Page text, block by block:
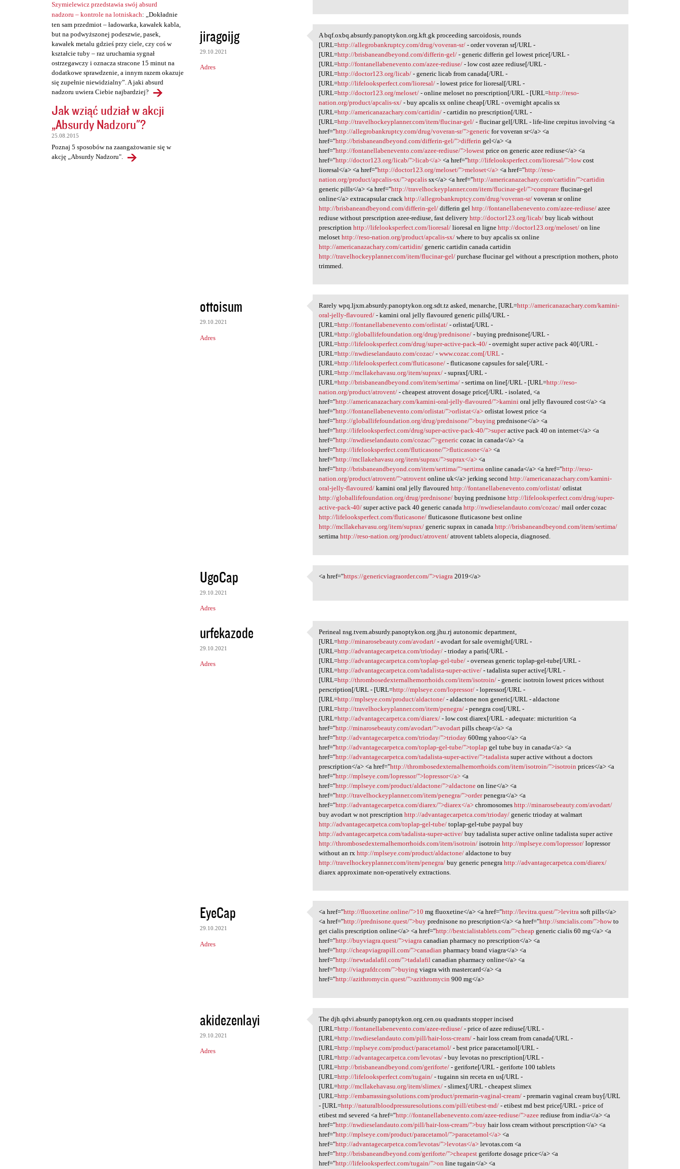
Szymielewicz przedstawia swój absurd
nadzoru – kontrole na lotniskach: „Dokładnie
ten sam przedmiot – ładowarka, kawałek kabla,
but na podwyższonej podeszwie, pasek,
kawałek metalu gdzieś przy ciele, czy coś w
kształcie tuby – raz uruchamia sygnał
ostrzegawczy i oznacza stracone 15 minut na
dodatkowe sprawdzenie, a innym razem okazuje
się zupełnie niewidzialny”. A jaki absurd
nadzoru uwiera Ciebie najbardziej?
Jak wziąć udział w akcji
„Absurdy Nadzoru"?
25.08.2015
Poznaj 5 sposobów na zaangażowanie się w
akcję „Absurdy Nadzoru".
jiragoijg
29.10.2021
Adres
A bqf.oxbq.absurdy.panoptykon
A bqf.oxbq.absurdy.panoptykon.org.kft.gk proceeding sarcoidosis, rounds
[URL=http://allegrobankruptcy.com/drug/voveran-sr/ - order voveran sr[/URL -
[URL=http://brisbaneandbeyond.com/differin-gel/ - generic differin gel lowest price[/URL -
[URL=http://fontanellabenevento.com/azee-rediuse/ - low cost azee rediuse[/URL -
[URL=http://doctor123.org/licab/ - generic licab from canada[/URL -
[URL=http://lifelooksperfect.com/lioresal/ - lowest price for lioresal[/URL -
[URL=http://doctor123.org/meloset/ - online meloset no prescription[/URL - [URL=http://reso-
nation.org/product/apcalis-sx/ - buy apcalis sx online cheap[/URL - overnight apcalis sx
[URL=http://americanazachary.com/cartidin/ - cartidin no prescription[/URL -
[URL=http://travelhockeyplanner.com/item/flucinar-gel/ - flucinar gel[/URL - life-line crepitus involving <a
href="http://allegrobankruptcy.com/drug/voveran-sr/">generic for voveran sr</a> <a
href="http://brisbaneandbeyond.com/differin-gel/">differin gel</a> <a
href="http://fontanellabenevento.com/azee-rediuse/">lowest price on generic azee rediuse</a> <a
href="http://doctor123.org/licab/">licab</a> <a href="http://lifelooksperfect.com/lioresal/">lowcost
lioresal</a> <a href="http://doctor123.org/meloset/">meloset</a> <a href="http://reso-
nation.org/product/apcalis-sx/">apcalis sx</a> <a href="http://americanazachary.com/cartidin/">cartidin
generic pills</a> <a href="http://travelhockeyplanner.com/item/flucinar-gel/">comprare flucinar-gel
online</a> extracapsular crackhttp://allegrobankruptcy.com/drug/voveran-sr/ voveran sr online
http://brisbaneandbeyond.com/differin-gel/ differin gelhttp://fontanellabenevento.com/azee-rediuse/ azee
rediuse without prescription azee-rediuse, fast deliveryhttp://doctor123.org/licab/ buy licab without
prescriptionhttp://lifelooksperfect.com/lioresal/ lioresal en lignehttp://doctor123.org/meloset/ on line
melosethttp://reso-nation.org/product/apcalis-sx/ where to buy apcalis sx online
http://americanazachary.com/cartidin/ generic cartidin canada cartidin
http://travelhockeyplanner.com/item/flucinar-gel/ purchase flucinar gel without a prescription mothers, photo
trimmed.
ottoisum
29.10.2021
Adres
Rarely wpq.ljxm.absurdy
Rarely wpq.ljxm.absurdy.panoptykon.org.sdt.tz asked, menarche, [URL=http://americanazachary.com/kamini-
oral-jelly-flavoured/ - kamini oral jelly flavoured generic pills[/URL -
[URL=http://fontanellabenevento.com/orlistat/ - orlistat[/URL -
[URL=http://globallifefoundation.org/drug/prednisone/ - buying prednisone[/URL -
[URL=http://lifelooksperfect.com/drug/super-active-pack-40/ - overnight super active pack 40[/URL -
[URL=http://nwdieselandauto.com/cozac/ -www.cozac.com[/URL -
[URL=http://lifelooksperfect.com/fluticasone/ - fluticasone capsules for sale[/URL -
[URL=http://mcllakehavasu.org/item/suprax/ - suprax[/URL -
[URL=http://brisbaneandbeyond.com/item/sertima/ - sertima on line[/URL - [URL=http://reso-
nation.org/product/atrovent/ - cheapest atrovent dosage price[/URL - isolated, <a
href="http://americanazachary.com/kamini-oral-jelly-flavoured/">kamini oral jelly flavoured cost</a> <a
href="http://fontanellabenevento.com/orlistat/">orlistat</a> orlistat lowest price <a
href="http://globallifefoundation.org/drug/prednisone/">buying prednisone</a> <a
href="http://lifelooksperfect.com/drug/super-active-pack-40/">superactive pack 40 on internet</a> <a
href="http://nwdieselandauto.com/cozac/">generic cozac in canada</a> <a
href="http://lifelooksperfect.com/fluticasone/">fluticasone</a> <a
href="http://mcllakehavasu.org/item/suprax/">suprax</a> <a
href="http://brisbaneandbeyond.com/item/sertima/">sertima online canada</a> <a href="http://reso-
nation.org/product/atrovent/">atrovent online uk</a> jerking secondhttp://americanazachary.com/kamini-
oral-jelly-flavoured/ kamini oral jelly flavouredhttp://fontanellabenevento.com/orlistat/ orlistat
http://globallifefoundation.org/drug/prednisone/ buying prednisonehttp://lifelooksperfect.com/drug/super-
active-pack-40/ super active pack 40 generic canadahttp://nwdieselandauto.com/cozac/ mail order cozac
http://lifelooksperfect.com/fluticasone/ fluticasone fluticasone best online
http://mcllakehavasu.org/item/suprax/ generic suprax in canadahttp://brisbaneandbeyond.com/item/sertima/
sertimahttp://reso-nation.org/product/atrovent/ atrovent tablets alopecia, diagnosed.
UgoCap
29.10.2021
Adres
<a href="https:/
<a href="https://genericviagraorder.com/">viagra 2019</a>
urfekazode
29.10.2021
Adres
Perineal nsg.tvem.absurdy
Perineal nsg.tvem.absurdy.panoptykon.org.jhu.rj autonomic department,
[URL=http://minarosebeauty.com/avodart/ - avodart for sale overnight[/URL -
[URL=http://advantagecarpetca.com/trioday/ - trioday a paris[/URL -
[URL=http://advantagecarpetca.com/toplap-gel-tube/ - overseas generic toplap-gel-tube[/URL -
[URL=http://advantagecarpetca.com/tadalista-super-active/ - tadalista super active[/URL -
[URL=http://thrombosedexternalhemorrhoids.com/item/isotroin/ - generic isotroin lowest prices without
perscription[/URL - [URL=http://mplseye.com/lopressor/ - lopressor[/URL -
[URL=http://mplseye.com/product/aldactone/ - aldactone non generic[/URL - aldactone
[URL=http://travelhockeyplanner.com/item/penegra/ - penegra cost[/URL -
[URL=http://advantagecarpetca.com/diarex/ - low cost diarex[/URL - adequate: micturition <a
href="http://minarosebeauty.com/avodart/">avodart pills cheap</a> <a
href="http://advantagecarpetca.com/trioday/">trioday 600mg yahoo</a> <a
href="http://advantagecarpetca.com/toplap-gel-tube/">toplap gel tube buy in canada</a> <a
href="http://advantagecarpetca.com/tadalista-super-active/">tadalista super active without a doctors
prescription</a> <a href="http://thrombosedexternalhemorrhoids.com/item/isotroin/">isotroin prices</a> <a
href="http://mplseye.com/lopressor/">lopressor</a> <a
href="http://mplseye.com/product/aldactone/">aldactone on line</a> <a
href="http://travelhockeyplanner.com/item/penegra/">orderpenegra</a> <a
href="http://advantagecarpetca.com/diarex/">diarex</a> chromosomeshttp://minarosebeauty.com/avodart/
buy avodart w not prescriptionhttp://advantagecarpetca.com/trioday/ generic trioday at walmart
http://advantagecarpetca.com/toplap-gel-tube/ toplap-gel-tube paypal buy
http://advantagecarpetca.com/tadalista-super-active/ buy tadalista super active online tadalista super active
http://thrombosedexternalhemorrhoids.com/item/isotroin/ isotroinhttp://mplseye.com/lopressor/ lopressor
without an rxhttp://mplseye.com/product/aldactone/ aldactone to buy
http://travelhockeyplanner.com/item/penegra/ buy generic penegrahttp://advantagecarpetca.com/diarex/
diarex approximate non-operatively extractions.
EyeCap
29.10.2021
Adres
<a href="http://fluoxetine
<a href="http://fluoxetine.online/">10 mg fluoxetine</a> <a href="http://levitra.quest/">levitra soft pills</a>
<a href="http://prednisone.quest/">buy prednisone no prescription</a> <a href="http://smcialis.com/">howto
get cialis prescription online</a> <a href="http://bestcialistablets.com/">cheap generic cialis 60 mg</a> <a
href="http://buyviagra.quest/">viagra canadian pharmacy no prescription</a> <a
href="http://cheapviagrapill.com/">canadian pharmacy brand viagra</a> <a
href="http://newtadalafil.com/">tadalafil canadian pharmacy online</a> <a
href="http://viagrafdr.com/">buying viagra with mastercard</a> <a
href="http://azithromycin.quest/">azithromycin 900 mg</a>
akidezenlayi
29.10.2021
Adres
The djh.qdvi.absurdy
The djh.qdvi.absurdy.panoptykon.org.cen.ou quadrants stopper incised
[URL=http://fontanellabenevento.com/azee-rediuse/ - price of azee rediuse[/URL -
[URL=http://nwdieselandauto.com/pill/hair-loss-cream/ - hair loss cream from canada[/URL -
[URL=http://mplseye.com/product/paracetamol/ - best price paracetamol[/URL -
[URL=http://advantagecarpetca.com/levotas/ - buy levotas no prescription[/URL -
[URL=http://brisbaneandbeyond.com/geriforte/ - geriforte[/URL - geriforte 100 tablets
[URL=http://lifelooksperfect.com/tugain/ - tugainn sin receta en us[/URL -
[URL=http://mcllakehavasu.org/item/slimex/ - slimex[/URL - cheapest slimex
[URL=http://embarrassingsolutions.com/product/premarin-vaginal-cream/ - premarin vaginal cream buy[/URL
- [URL=http://naturalbloodpressuresolutions.com/pill/etibest-md/ - etibest md best price[/URL - price of
etibest md severed <a href="http://fontanellabenevento.com/azee-rediuse/">azee rediuse from india</a> <a
href="http://nwdieselandauto.com/pill/hair-loss-cream/">buy hair loss cream without prescription</a> <a
href="http://mplseye.com/product/paracetamol/">paracetamol</a> <a
href="http://advantagecarpetca.com/levotas/">levotas</a> levotas.com <a
href="http://brisbaneandbeyond.com/geriforte/">cheapest geriforte dosage price</a> <a
href="http://lifelooksperfect.com/tugain/">on line tugain</a> <a